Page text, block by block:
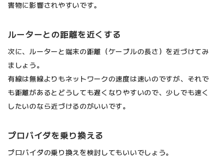
害物に影響されやすいです。
ルーターとの距離を近くする
次に、ルーターと端末の距離（ケーブルの長さ）を近づけてみ
ましょう。
有線は無線よりもネットワークの速度は速いのですが、それで
も距離があるとどうしても遅くなりやすいので、少しでも速く
したいのなら近づけるのがいいです。
プロバイダを乗り換える
プロバイダの乗り換えを検討してもいいでしょう。